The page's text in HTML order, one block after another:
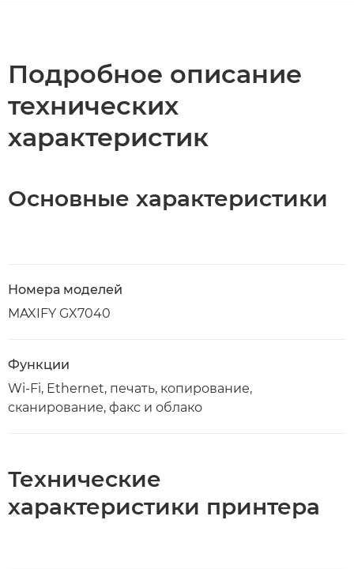
Подробное описание
технических
характеристик
Основные характеристики
Номера моделей
MAXIFY GX7040
Функции
Wi-Fi, Ethernet, печать, копирование,
сканирование, факс и облако
Технические
характеристики принтера